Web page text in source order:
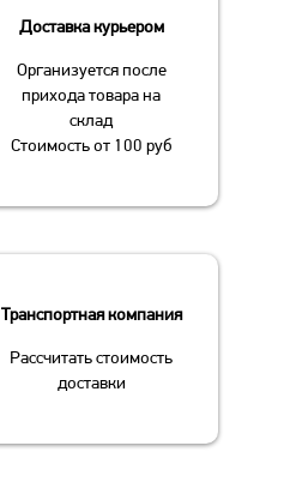
Доставка курьером
Организуется после
прихода товара на
склад
Стоимость от 100 руб
Транспортная компания
Рассчитать стоимость
доставки